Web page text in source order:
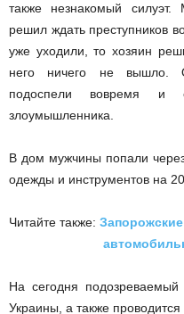
также незнакомый
решил ждать преступников
уже уходили, то хозяин
него ничего не вышло.
подоспели вовремя и
злоумышленника.
В дом мужчины попали
одежды и инструментов на 20
Читайте также:
На сегодня
Украины, а также проводится